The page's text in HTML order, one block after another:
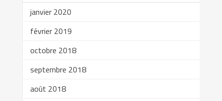
janvier 2020
février 2019
octobre 2018
septembre 2018
août 2018